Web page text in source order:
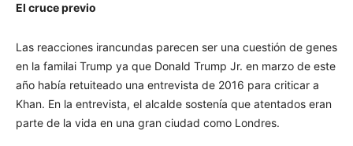
El cruce previo
Las reacciones irancundas parecen ser una cuestión de genes
en la familai Trump ya que Donald Trump Jr. en marzo de este
año había retuiteado una entrevista de 2016 para criticar a
Khan. En la entrevista, el alcalde sostenía que atentados eran
parte de la vida en una gran ciudad como Londres.